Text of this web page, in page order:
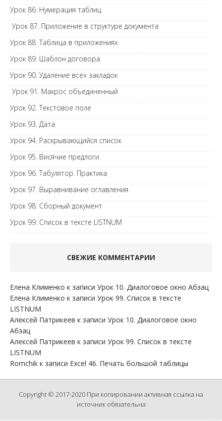
Урок 86. Нумерация таблиц
Урок 87. Приложение в структуре документа
Урок 88. Таблица в приложениях
Урок 89. Шаблон договора
Урок 90. Удаление всех закладок
Урок 91. Макрос объединенный
Урок 92. Текстовое поле
Урок 93. Дата
Урок 94. Раскрывающийся список
Урок 95. Висячие предлоги
Урок 96. Табулятор. Практика
Урок 97. Выравнивание оглавления
Урок 98. Сборный документ
Урок 99. Список в тексте LISTNUM
СВЕЖИЕ КОММЕНТАРИИ
Елена Клименко к записи Урок 10. Диалоговое окно Абзац
Елена Клименко к записи Урок 99. Список в тексте
LISTNUM
Алексей Патрикеев к записи Урок 10. Диалоговое окно
Абзац
Алексей Патрикеев к записи Урок 99. Список в тексте
LISTNUM
Romchik к записи Excel 46. Печать большой таблицы
Copyright © 2017-2020 При копировании активная ссылка на
источник обязательна